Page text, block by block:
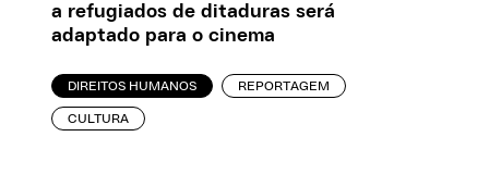
a refugiados de ditaduras será
adaptado para o cinema
DIREITOS HUMANOS REPORTAGEM
CULTURA